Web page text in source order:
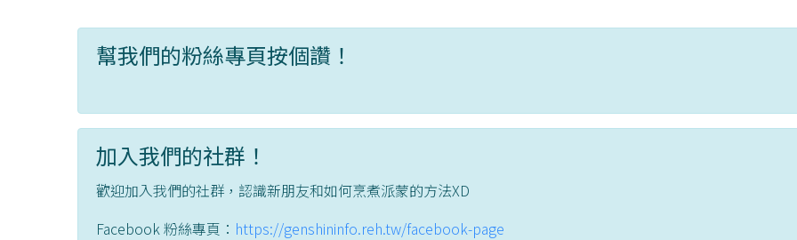
幫我們的粉絲專頁按個讚！
加入我們的社群！
歡迎加入我們的社群，認識新朋友和如何烹煮派蒙的方法XD
Facebook 粉絲專頁： https://genshininfo.reh.tw/facebook-page